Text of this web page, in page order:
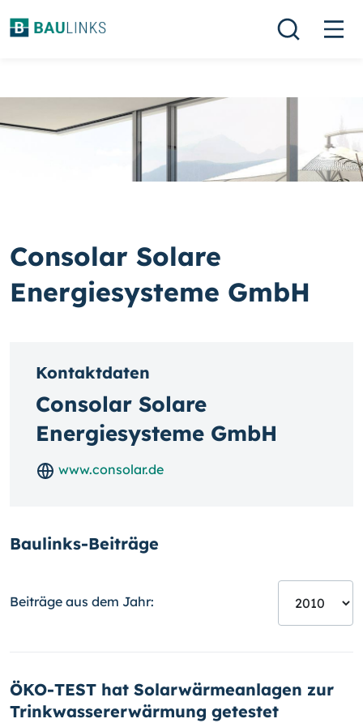
Consolar Solare
Energiesysteme GmbH
Kontaktdaten
Consolar Solare
Energiesysteme GmbH
www.consolar.de
Baulinks-Beiträge
Beiträge aus dem Jahr:
ÖKO-TEST hat Solarwärmeanlagen zur
Trinkwassererwärmung getestet